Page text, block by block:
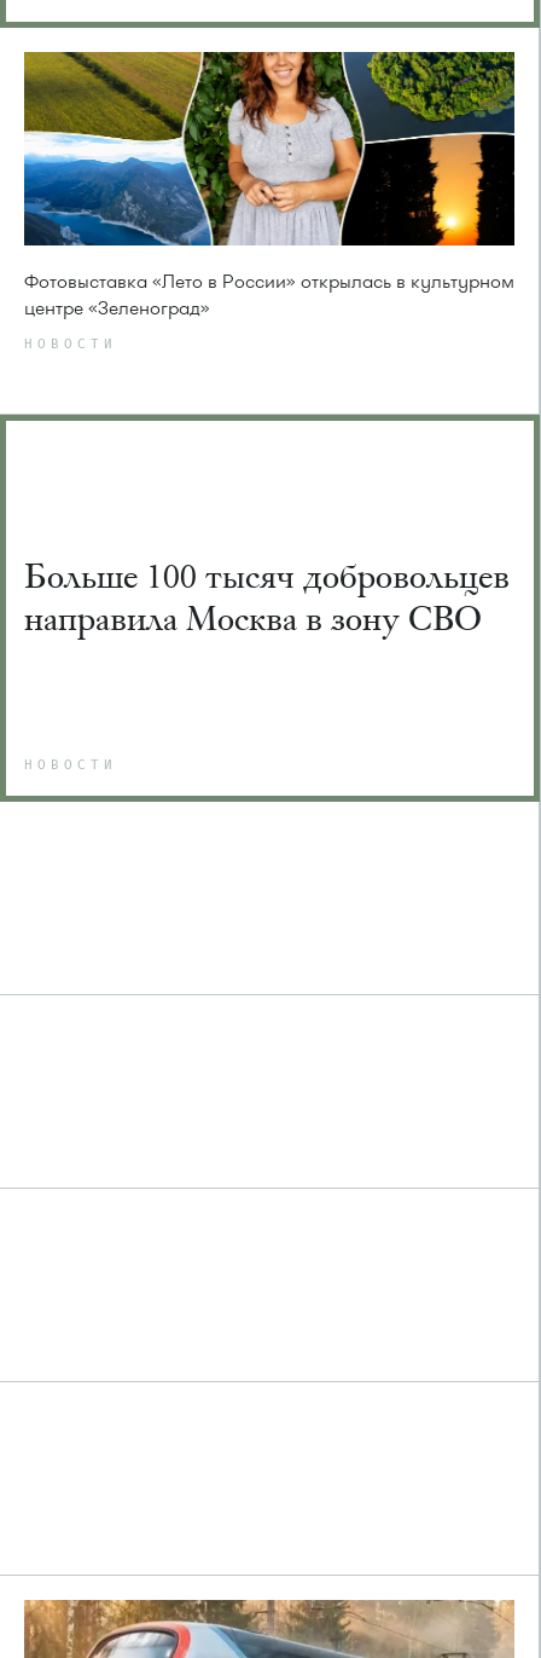
Фотовыставка «Лето в России» открылась в культурном
центре «Зеленоград»
НОВОСТИ
Больше 100 тысяч добровольцев
направила Москва в зону СВО
НОВОСТИ